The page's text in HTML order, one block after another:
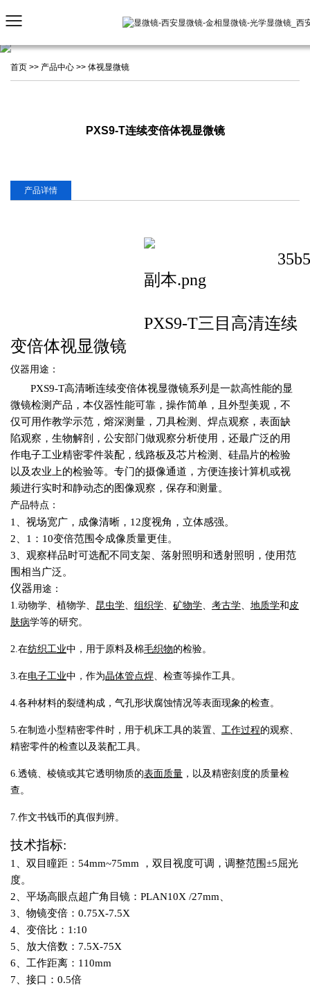
首页 >> 产品中心 >> 体视显微镜
PXS9-T连续变倍体视显微镜
产品详情
PXS9-T三目高清连续
变倍体视显微镜
仪器用途：
PXS9-T高清晰连续变倍体视显微镜系列是一款高性能的显
微镜检测产品，本仪器性能可靠，操作简单，且外型美观，不
仅可用作教学示范，熔深测量，刀具检测、焊点观察，表面缺
陷观察，生物解剖，公安部门做观察分析使用，还最广泛的用
作电子工业精密零件装配，线路板及芯片检测、硅晶片的检验
以及农业上的检验等。专门的摄像通道，方便连接计算机或视
频进行实时和静动态的图像观察，保存和测量。
产品特点：
1、视场宽广，成像清晰，12度视角，立体感强。
2、1：10变倍范围令成像质量更佳。
3、 观察样品时可选配不同支架、落射照明和透射照明，使用范
围相当广泛。
仪器用途：
1.动物学、植物学、 昆虫学、 组织学、 矿物学、 考古学、 地质学和 皮
肤病学等的研究。
2.在纺织工业中，用于原料及棉毛织物的检验。
3.在电子工业中，作为晶体管点焊、检查等操作工具。
4.各种材料的裂缝构成，气孔形状腐蚀情况等表面现象的检查。
5.在制造小型精密零件时，用于机床工具的装置、 工作过程的观察、
精密零件的检查以及装配工具。
6.透镜、棱镜或其它透明物质的表面质量 ，以及精密刻度的质量检
查。
7.作文书钱币的真假判辨。
技术指标:
1、 双目瞳距：54mm~75mm ，双目视度可调，调整范围±5屈光
度。
2、平场高眼点超广角目镜：PLAN10X /27mm、
3、物镜变倍：0.75X-7.5X
4、变倍比：1:10
5、放大倍数：7.5X-75X
6、 工作距离：1 10mm
7、接口：0.5倍